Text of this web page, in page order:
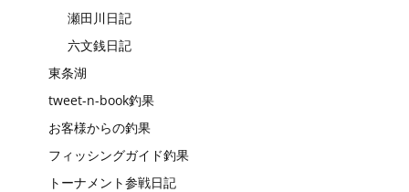
瀬田川日記
六文銭日記
東条湖
tweet-n-book釣果
お客様からの釣果
フィッシングガイド釣果
トーナメント参戦日記